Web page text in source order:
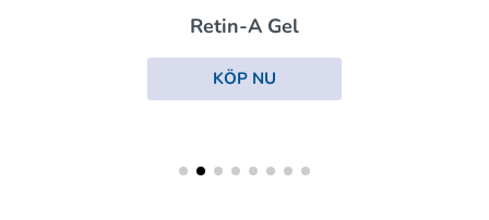
Retin-A Gel
KÖP NU